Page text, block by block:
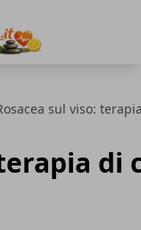
sul viso:
di